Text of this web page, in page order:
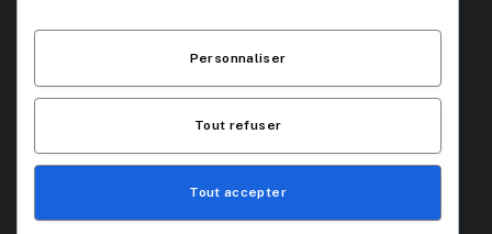
Télécharger
© 2026 Media Green Student.
Personnaliser
Tout refuser
Tout accepter